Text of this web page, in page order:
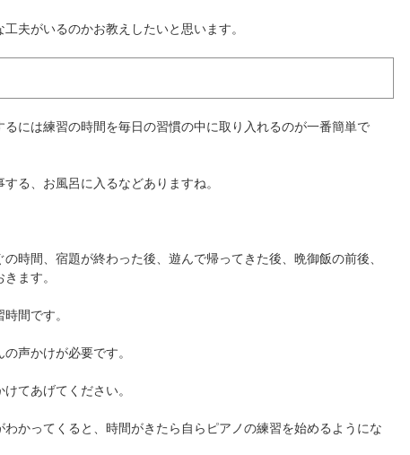
夫がいるのかお教えしたいと思います。
には練習の時間を毎日の習慣の中に取り入れるのが一番簡単で
る、お風呂に入るなどありますね。
時間、宿題が終わった後、遊んで帰ってきた後、晩御飯の前後、
ます。
間です。
声かけが必要です。
てあげてください。
わかってくると、時間がきたら自らピアノの練習を始めるようにな